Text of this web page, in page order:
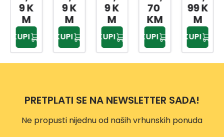
MET
ALNI
NOŽ
ZA
TRIM
ER
9 K
M
KUPI
ER
VP118
7
9 K
M
KUPI
T45X
M12
9 K
M
KUPI
ER
DUR
OCU
T 20-
2
70
KM
KUPI
TRIMI
GLAV
A
T25(
L)
M10
R
99 K
M
KUPI
PRETPLATI SE NA NEWSLETTER SADA!
Ne propusti nijednu od naših vrhunskih ponuda